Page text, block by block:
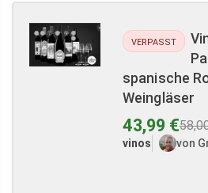
VERPASST
spanische
Weingläser
43,99 €
vinos von